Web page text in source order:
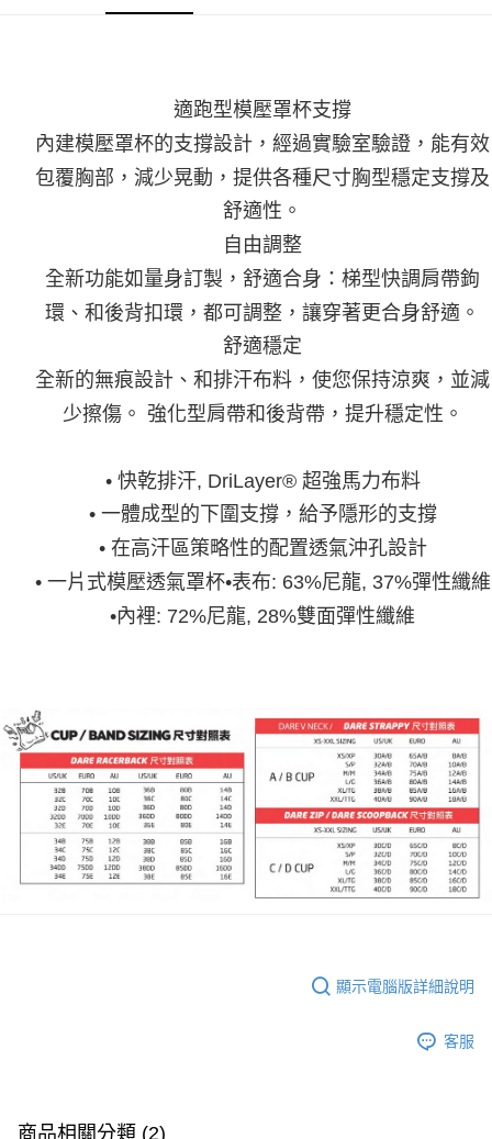
適跑型模壓罩杯支撐
內建模壓罩杯的支撐設計，經過實驗室驗證，能有效
包覆胸部，減少晃動，提供各種尺寸胸型穩定支撐及
舒適性。
自由調整
全新功能如量身訂製，舒適合身：梯型快調肩帶鉤
環、和後背扣環，都可調整，讓穿著更合身舒適。
舒適穩定
全新的無痕設計、和排汗布料，使您保持涼爽，並減
少擦傷。 強化型肩帶和後背帶，提升穩定性。
• 快乾排汗, DriLayer® 超強馬力布料
• 一體成型的下圍支撐，給予隱形的支撐
• 在高汗區策略性的配置透氣沖孔設計
• 一片式模壓透氣罩杯•表布: 63%尼龍, 37%彈性纖維
•內裡: 72%尼龍, 28%雙面彈性纖維
顯示電腦版詳細說明
客服
商品相關分類 (2)